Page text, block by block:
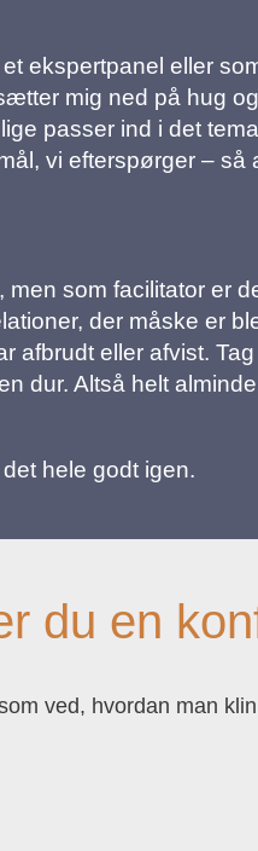
ekspertpanel eller
mig ned på hug
passer ind i det
vi efterspørger –
som facilitator er
der måske er
afbrudt eller afvist.
dur. Altså helt
hele godt igen.
du en
ved, hvordan man